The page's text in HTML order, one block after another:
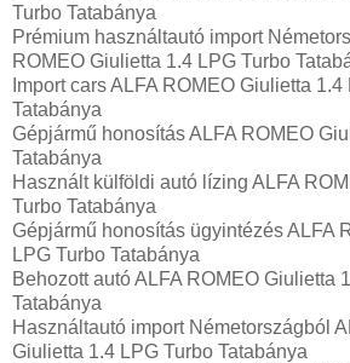
Turbo Tatabánya
Prémium használtautó import
ROMEO Giulietta 1.4 LPG Turbo
Import cars ALFA ROMEO Giulietta 1.4
Tatabánya
Gépjármű honosítás ALFA ROMEO
Tatabánya
Használt külföldi autó lízing ALFA
Turbo Tatabánya
Gépjármű honosítás ügyintézés ALFA
LPG Turbo Tatabánya
Behozott autó ALFA ROMEO Giulietta
Tatabánya
Használtautó import Németországból
Giulietta 1.4 LPG Turbo Tatabánya